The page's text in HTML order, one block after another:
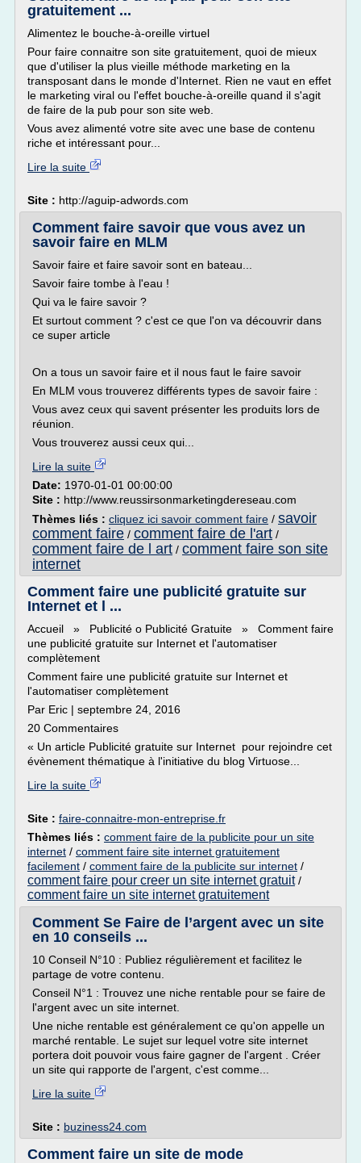
gratuitement ...
Alimentez le bouche-à-oreille virtuel
Pour faire connaitre son site gratuitement, quoi de mieux
que d'utiliser la plus vieille méthode marketing en la
transposant dans le monde d'Internet. Rien ne vaut en effet
le marketing viral ou l'effet bouche-à-oreille quand il s'agit
de faire de la pub pour son site web.
Vous avez alimenté votre site avec une base de contenu
riche et intéressant pour...
Lire la suite
Site : http://aguip-adwords.com
Comment faire savoir que vous avez un
savoir faire en MLM
Savoir faire et faire savoir sont en bateau...
Savoir faire tombe à l'eau !
Qui va le faire savoir ?
Et surtout comment ? c'est ce que l'on va découvrir dans
ce super article
On a tous un savoir faire et il nous faut le faire savoir
En MLM vous trouverez différents types de savoir faire :
Vous avez ceux qui savent présenter les produits lors de
réunion.
Vous trouverez aussi ceux qui...
Lire la suite
Date: 1970-01-01 00:00:00
Site : http://www.reussirsonmarketingdereseau.com
Thèmes liés : cliquez ici savoir comment faire / savoir
comment faire / comment faire de l'art /
comment faire de l art / comment faire son site
internet
Comment faire une publicité gratuite sur
Internet et l ...
Accueil » Publicité o Publicité Gratuite » Comment faire
une publicité gratuite sur Internet et l'automatiser
complètement
Comment faire une publicité gratuite sur Internet et
l'automatiser complètement
Par Eric | septembre 24, 2016
20 Commentaires
« Un article Publicité gratuite sur Internet pour rejoindre cet
évènement thématique à l'initiative du blog Virtuose...
Lire la suite
Site : faire-connaitre-mon-entreprise.fr
Thèmes liés : comment faire de la publicite pour un site
internet / comment faire site internet gratuitement
facilement / comment faire de la publicite sur internet /
comment faire pour creer un site internet gratuit/
comment faire un site internet gratuitement
Comment Se Faire de l’argent avec un site
en 10 conseils ...
10 Conseil N°10 : Publiez régulièrement et facilitez le
partage de votre contenu.
Conseil N°1 : Trouvez une niche rentable pour se faire de
l'argent avec un site internet.
Une niche rentable est généralement ce qu'on appelle un
marché rentable. Le sujet sur lequel votre site internet
portera doit pouvoir vous faire gagner de l'argent . Créer
un site qui rapporte de l'argent, c'est comme...
Lire la suite
Site : buziness24.com
Comment faire un site de mode